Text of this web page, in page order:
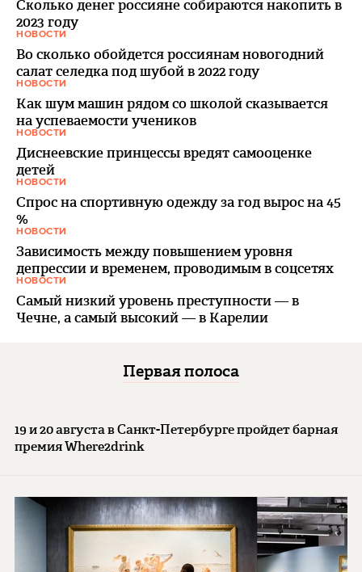
Сколько денег россияне собираются накопить в
2023 году
НОВОСТИ
Во сколько обойдется россиянам новогодний
салат селедка под шубой в 2022 году
НОВОСТИ
Как шум машин рядом со школой сказывается
на успеваемости учеников
НОВОСТИ
Диснеевские принцессы вредят самооценке
детей
НОВОСТИ
Спрос на спортивную одежду за год вырос на 45
%
НОВОСТИ
Зависимость между повышением уровня
депрессии и временем, проводимым в соцсетях
НОВОСТИ
Самый низкий уровень преступности — в
Чечне, а самый высокий — в Карелии
Первая полоса
19 и 20 августа в Санкт-Петербурге пройдет барная
премия Where2drink